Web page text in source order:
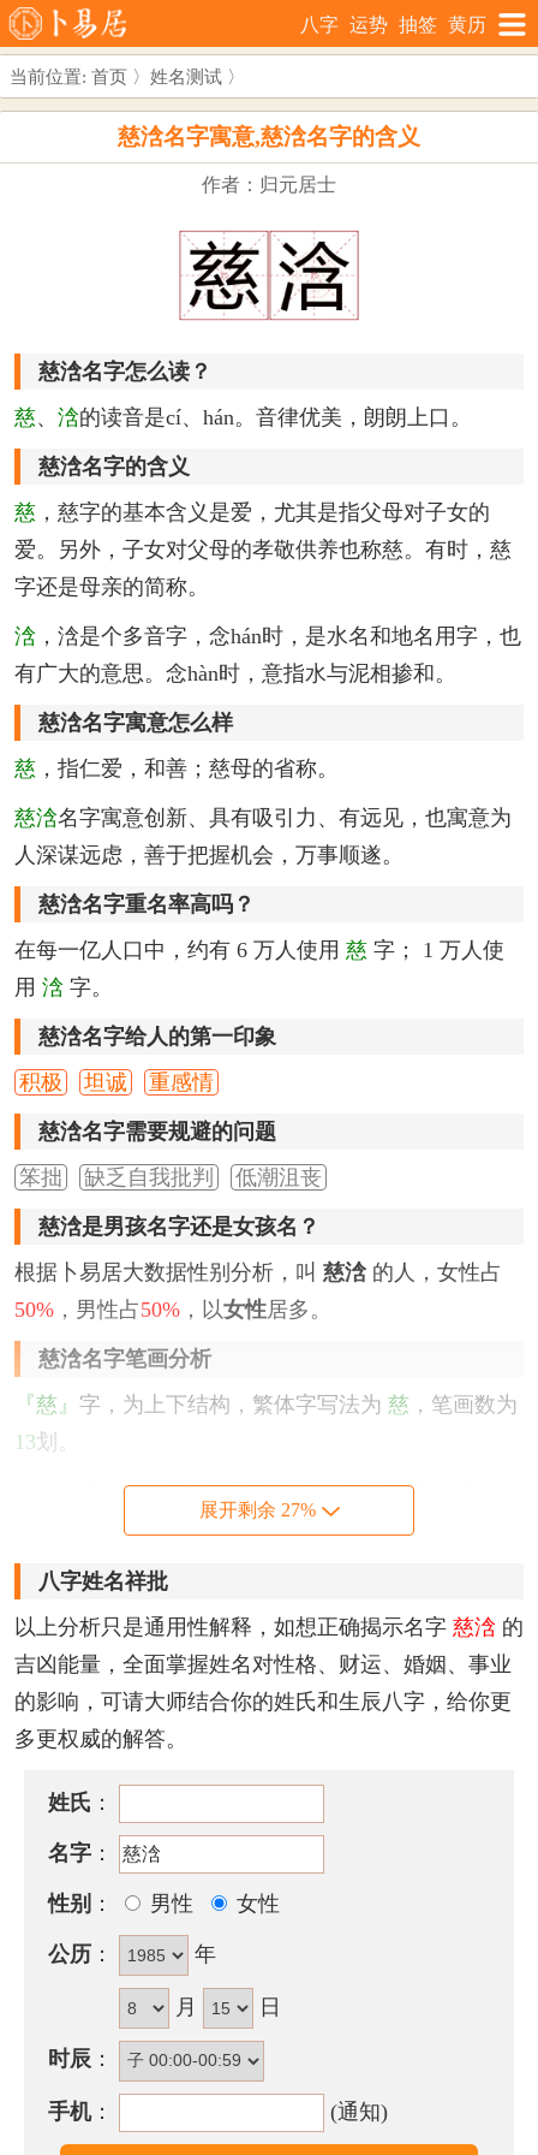
八字 运势 抽签 黄历
当前位置: 首页 〉 姓名测试 〉
慈浛名字寓意,慈浛名字的含义
作者：归元居士
慈浛名字怎么读？
慈、 浛的读音是cí、hán。音律优美，朗朗上口。
慈浛名字的含义
慈 ，慈字的基本含义是爱，尤其是指父母对子女的
爱。另外，子女对父母的孝敬供养也称慈。有时，慈
字还是母亲的简称。
浛 ，浛是个多音字，念hán时，是水名和地名用字，也
有广大的意思。念hàn时，意指水与泥相掺和。
慈浛名字寓意怎么样
慈 ，指仁爱，和善；慈母的省称。
慈浛名字寓意创新、具有吸引力、有远见，也寓意为
人深谋远虑，善于把握机会，万事顺遂。
慈浛名字重名率高吗？
在每一亿人口中，约有 6 万人使用 慈 字； 1 万人使
用 浛 字。
慈浛名字给人的第一印象
积极
坦诚 重感情
慈浛名字需要规避的问题
笨拙
缺乏自我批判 低潮沮丧
慈浛是男孩名字还是女孩名？
根据卜易居大数据性别分析，叫 慈浛的人，女性占
50% ，男性占50% ，以女性居多。
慈浛名字笔画分析
『慈』 字，为上下结构，繁体字写法为 慈 ，笔画数为
13划。
字，为，繁体字写法为浛，笔画数为
该名字的五格笔画搭配为：13-10，五格大吉。
慈浛名字性格印象
为人表面温宏雅量，比较好面子又好出风头，虽诚恳
待人，却容易得罪人面临卷入朋友的是非中，平白遭
受损失。
慈浛的姓名五行组合是：
爽，喜怒无常，虚荣心重，心直口快，容易冲动，常
常会招惹是非。其人意志不坚定，喜欢投机行为，花
钱较浪费，耐性欠佳，很难在事业上取得发展。
慈浛名字能打多少分？
慈浛名字评分为：95
分（评分由卜易居根据姓名五格
数理测算得出，仅供参考）
展开剩余 27%
八字姓名祥批
以上分析只是通用性解释，如想正确揭示名字 慈浛 的
吉凶能量，全面掌握姓名对性格、财运、婚姻、事业
的影响，可请大师结合你的姓氏和生辰八字，给你更
多更权威的解答。
姓氏 ：
名字 ：
性别 ： 男性 女性
公历 ： 年
月 日
时辰 ：
手机： (通知)